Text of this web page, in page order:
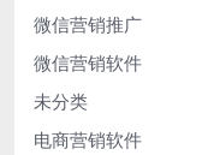
微信营销推广
微信营销软件
未分类
电商营销软件